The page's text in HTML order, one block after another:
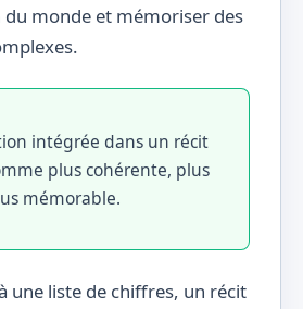
monde et mémoriser des
intégrée dans un récit
plus cohérente, plus
mémorable.
une liste de chiffres, un récit